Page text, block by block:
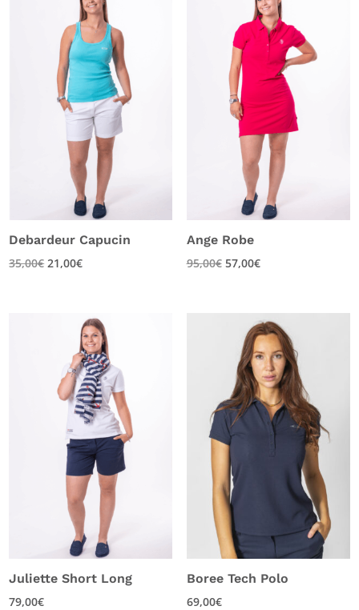
Debardeur Capucin
35,00€ 21,00€
Ange Robe
95,00€ 57,00€
Juliette Short Long
79,00€
Boree Tech Polo
69,00€